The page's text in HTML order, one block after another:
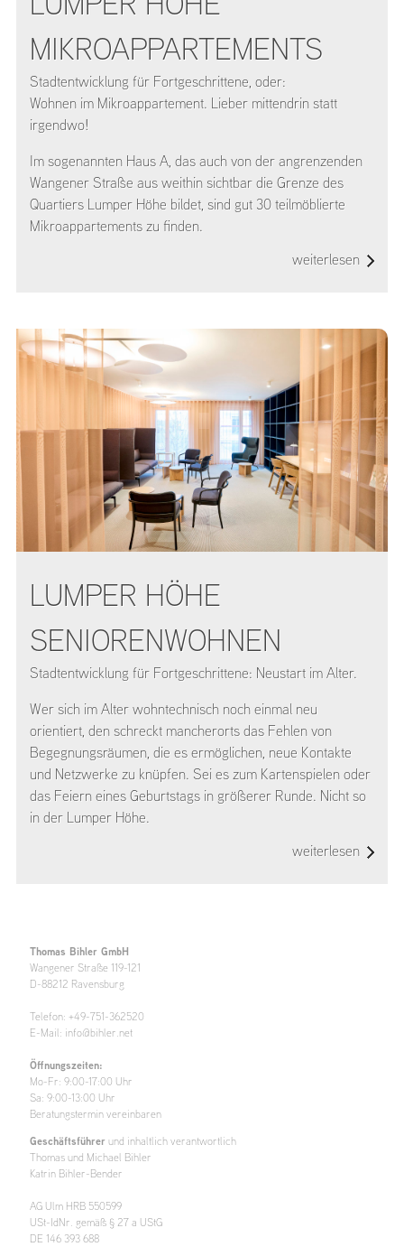
MIKROAPPARTEMENTS
Stadtentwicklung für Fortgeschrittene, oder:
Wohnen im Mikroappartement. Lieber mittendrin statt
irgendwo!
Im sogenannten Haus A, das auch von der angrenzenden
Wangener Straße aus weithin sichtbar die Grenze des
Quartiers Lumper Höhe bildet, sind gut 30 teilmöblierte
Mikroappartements zu finden.
weiterlesen
LUMPER HÖHE
SENIORENWOHNEN
Stadtentwicklung für Fortgeschrittene: Neustart im Alter.
Wer sich im Alter wohntechnisch noch einmal neu
orientiert, den schreckt mancherorts das Fehlen von
Begegnungsräumen, die es ermöglichen, neue Kontakte
und Netzwerke zu knüpfen. Sei es zum Kartenspielen oder
das Feiern eines Geburtstags in größerer Runde. Nicht so
in der Lumper Höhe.
weiterlesen
Thomas Bihler GmbH
Wangener Straße 119-121
D-88212 Ravensburg
Telefon: +49-751-362520
E-Mail: info@bihler.net
Öffnungszeiten:
Mo-Fr: 9:00-17:00 Uhr
Sa: 9:00-13:00 Uhr
Beratungstermin vereinbaren
Geschäftsführer und inhaltlich verantwortlich
Thomas und Michael Bihler
Katrin Bihler-Bender
AG Ulm HRB 550599
USt-IdNr. gemäß § 27 a UStG
DE 146 393 688